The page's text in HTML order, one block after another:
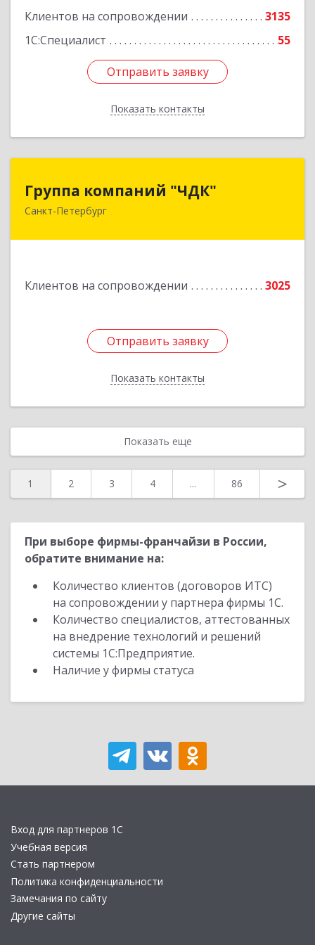
Клиентов на сопровождении
3135
1С:Специалист
55
Отправить заявку
Показать контакты
Отправить заявку
Назад
Группа компаний "ЧДК"
Санкт-Петербург
Клиентов на сопровождении 3025
Отправить заявку
Показать контакты
Группа компаний "ЧДК"
191119, Санкт-Петербург г, вн.тер.г.
Подробнее
Отправить заявку
Назад
Показать еще
1 2 3 4 ... 86 >
При выборе фирмы-франчайзи в России,
обратите внимание на:
Количество клиентов (договоров ИТС)
на сопровождении у партнера фирмы 1С.
Количество специалистов, аттестованных
на внедрение технологий и решений
системы 1С:Предприятие.
Наличие у фирмы статуса
Вход для партнеров 1С
Учебная версия
Стать партнером
Политика конфиденциальности
Замечания по сайту
Другие сайты